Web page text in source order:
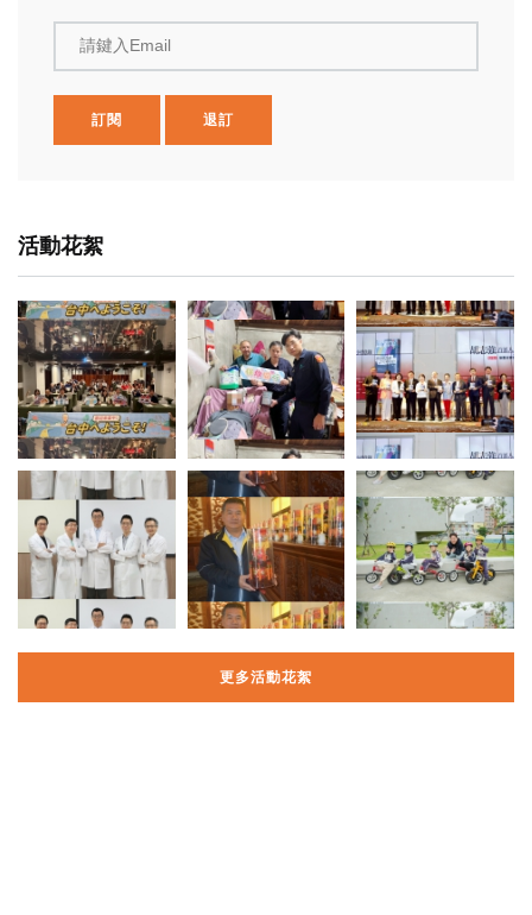
請鍵入Email
訂閱 退訂
活動花絮
更多活動花絮